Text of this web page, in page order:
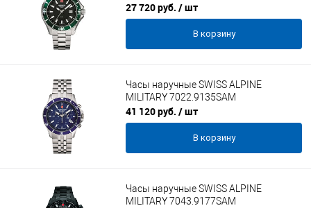
27 720 руб. / шт
В корзину
Часы наручные SWISS ALPINE
MILITARY 7022.9135SAM
41 120 руб. / шт
В корзину
Часы наручные SWISS ALPINE
MILITARY 7043.9177SAM